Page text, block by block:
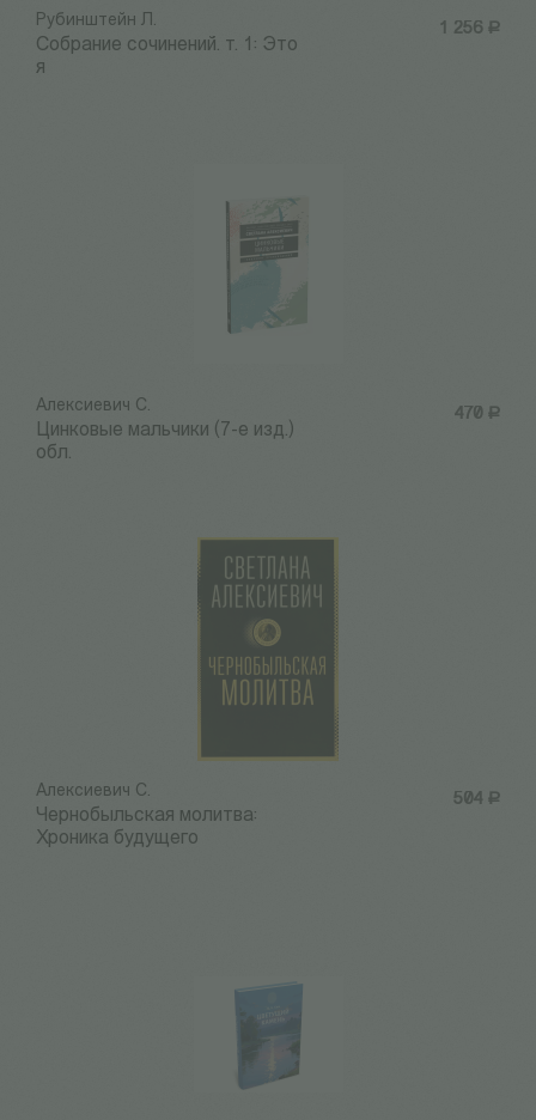
1 256 Р
Рубинштейн Л.
Собрание сочинений. т. 1: Это
я
470 Р
Алексиевич С.
Цинковые мальчики (7-е изд.)
обл.
504 Р
Алексиевич С.
Чернобыльская молитва:
Хроника будущего